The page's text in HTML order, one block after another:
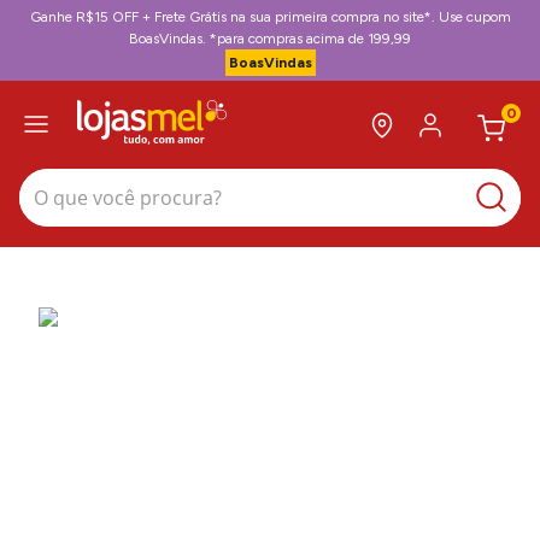
Ganhe R$15 OFF + Frete Grátis na sua primeira compra no site*. Use cupom
BoasVindas. *para compras acima de 199,99
BoasVindas
0
O que você procura?